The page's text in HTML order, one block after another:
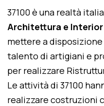
37100 è una realtà
Architettura e Interior
mettere a
talento di artigiani e
per realizzare
Le attività di 37100
realizzare costruzioni